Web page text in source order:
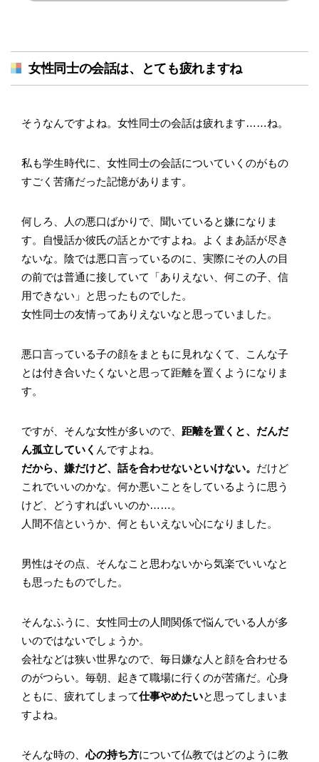
女性同士の会話は、とても疲れますね
そうなんですよね。女性同士の会話は疲れます……ね。
私も学生時代に、女性同士の会話についていくのがもの
すごく苦痛だった記憶があります。
何しろ、人の悪口ばかりで、聞いていると嫌になりま
す。自慢話か彼氏の話とかですよね。よくまあ話が尽き
ないな。陰では悪口言っているのに、実際にその人の目
の前では普通に接していて「ありえない、何この子、信
用できない」と思ったものでした。
女性同士の友情ってありえないなと思っていました。
悪口言っている子の顔をまともに見れなくて、こんな子
とは付き合いたくないと思って距離を置くようになりま
す。
ですが、そんな女性が多いので、 距離を置くと、だんだ
ん孤立していく んですよね。
だから、嫌だけど、話を合わせないといけない。 だけど
これでいいのかな。何か悪いことをしているように思う
けど、どうすればいいのか……。
人間不信というか、何ともいえない心になりました。
男性はその点、そんなこと思わないから気楽でいいなと
も思ったものでした。
そんなふうに、女性同士の人間関係で悩んでいる人が多
いのではないでしょうか。
会社などは狭い世界なので、毎日嫌な人と顔を合わせる
のがつらい。毎朝、起きて職場に行くのが苦痛だ。心身
ともに、疲れてしまって仕事やめたいと思ってしまいま
すよね。
そんな時の、心の持ち方について仏教ではどのように教